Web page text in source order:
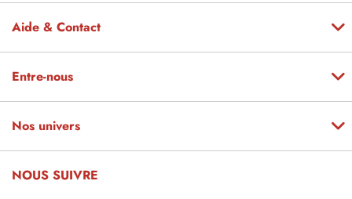
Aide & Contact
Entre-nous
Nos univers
NOUS SUIVRE